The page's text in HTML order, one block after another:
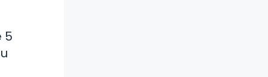
5